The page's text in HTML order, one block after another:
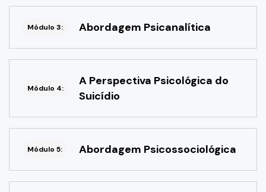
Módulo 3: Abordagem Psicanalítica
Módulo 4:
A Perspectiva Psicológica do
Suicídio
Módulo 5: Abordagem Psicossociológica